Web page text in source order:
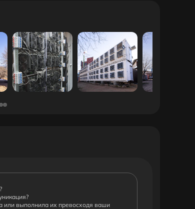
или выполнила их превосходя ваши